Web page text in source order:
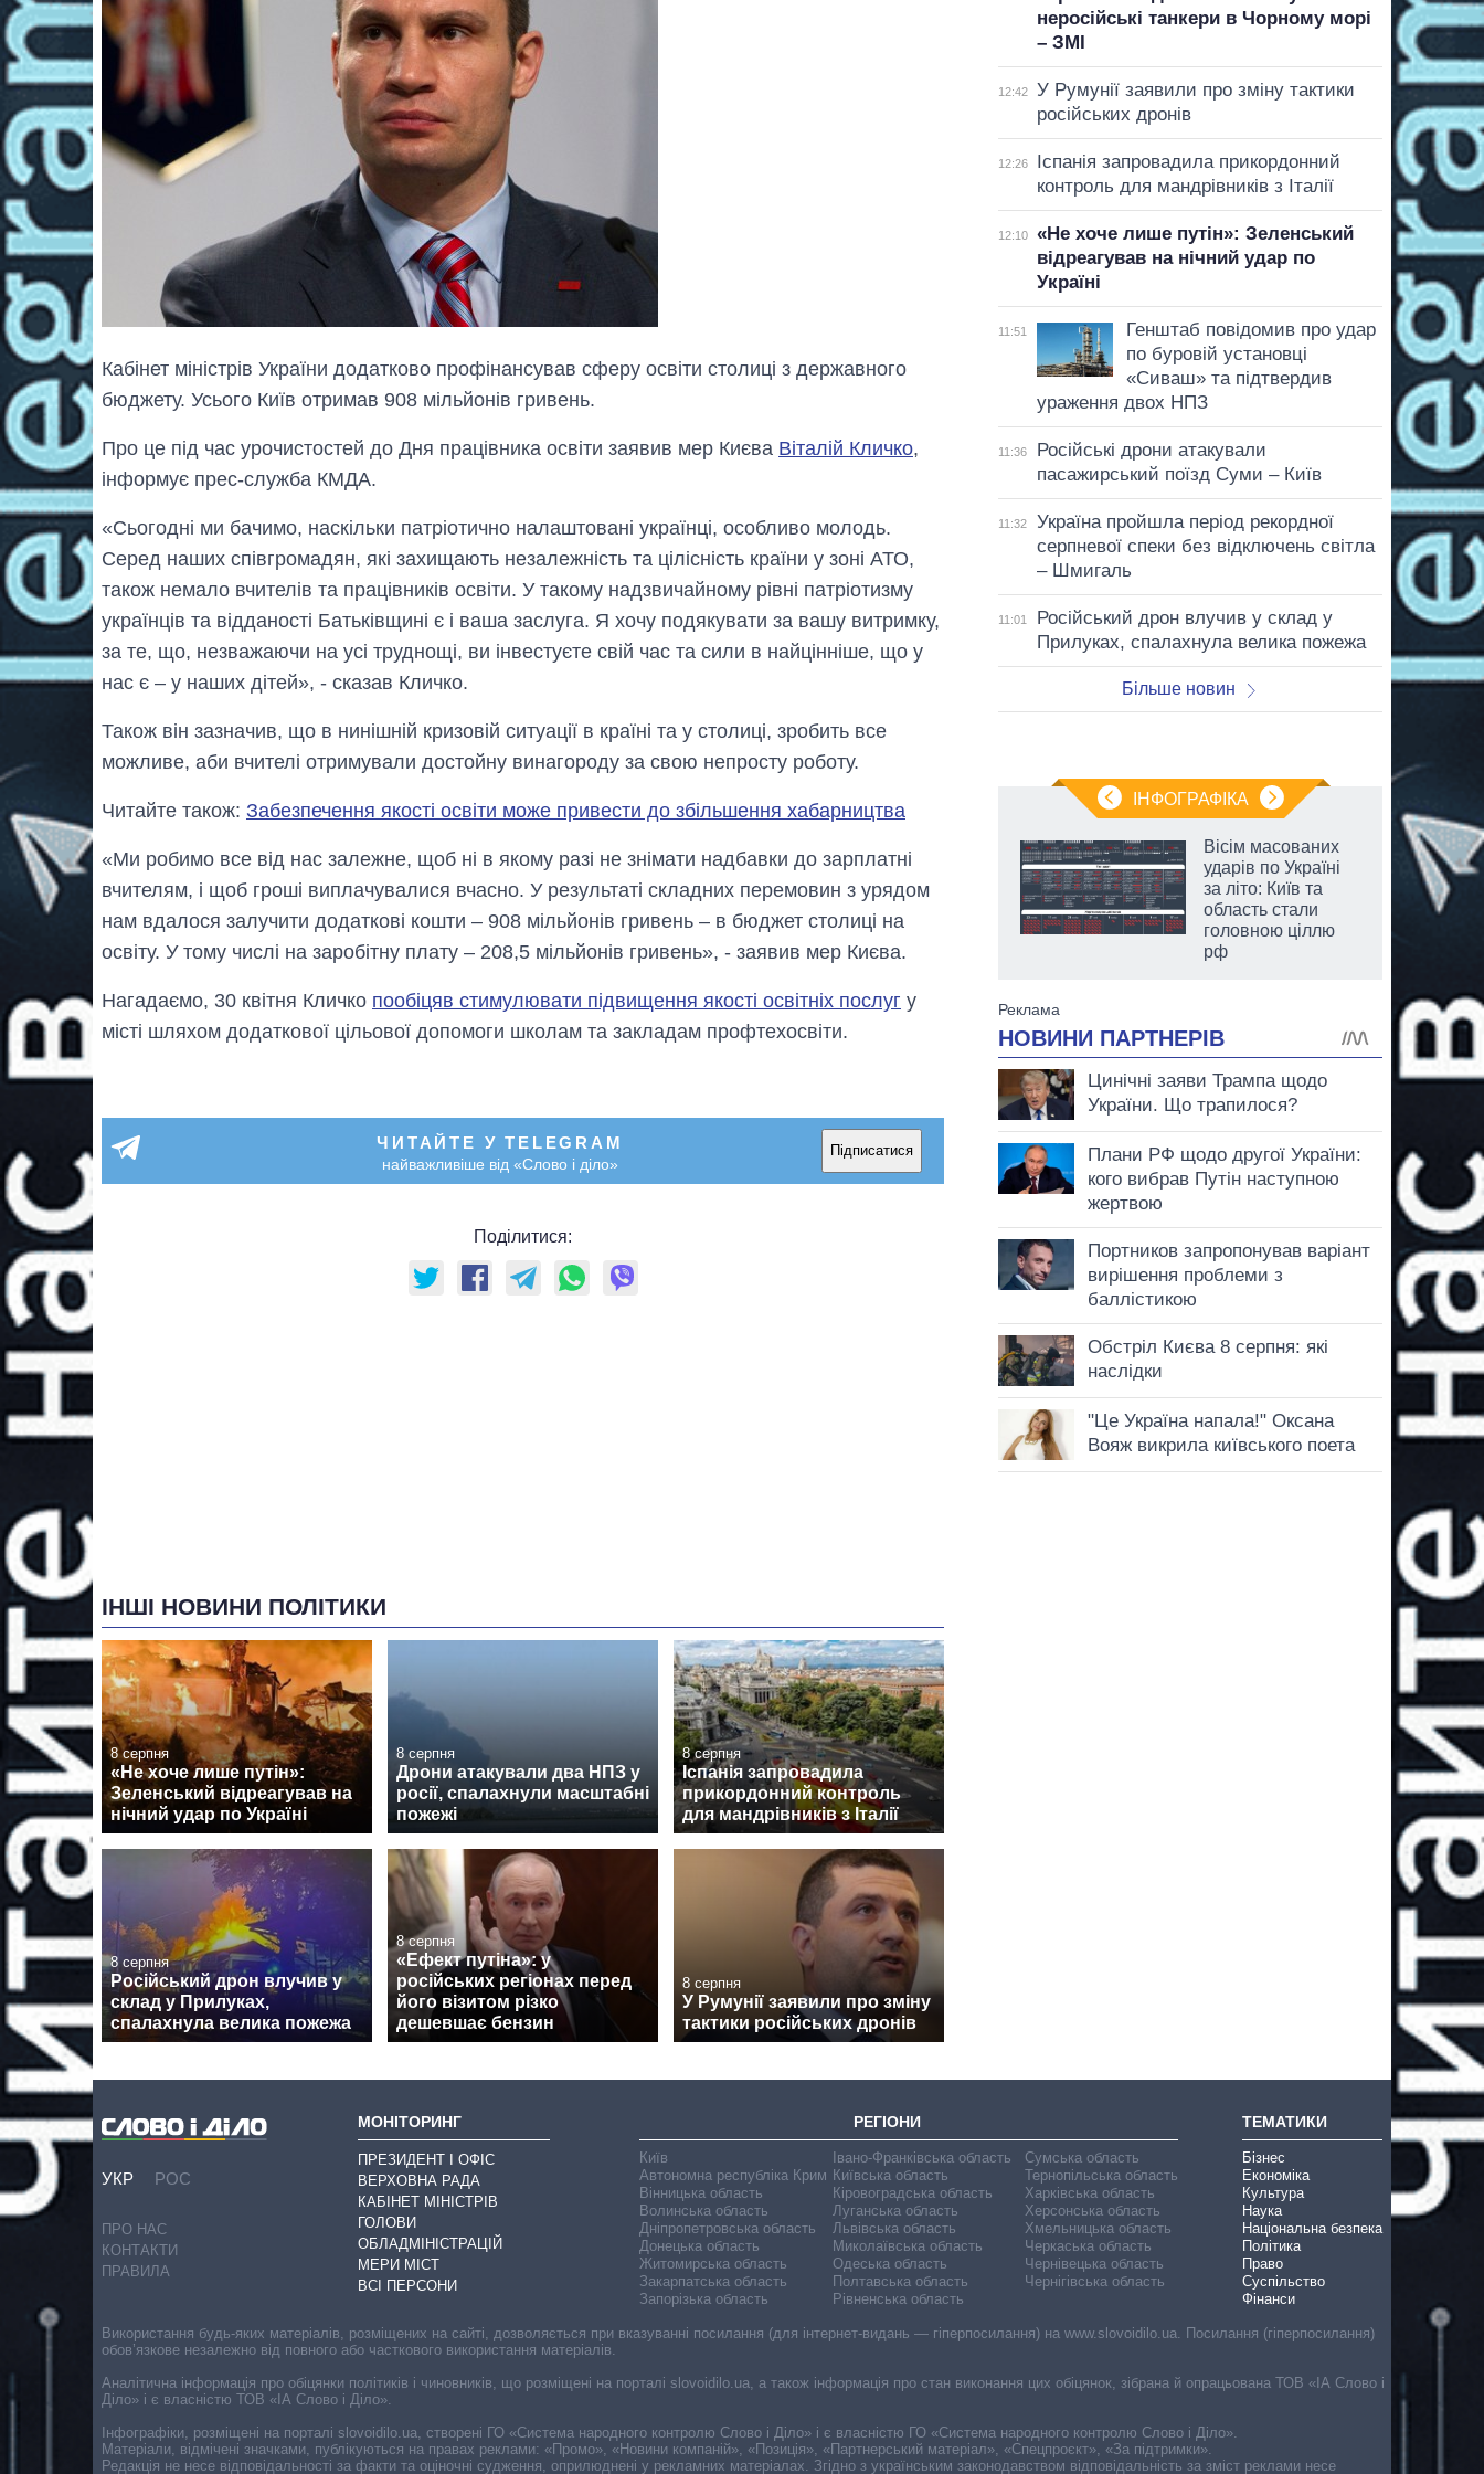
Кабінет міністрів України додатково профінансував сферу освіти столиці з державного
бюджету. Усього Київ отримав 908 мільйонів гривень.
Про це під час урочистостей до Дня працівника освіти заявив мер Києва Віталій Кличко,
інформує прес-служба КМДА.
«Сьогодні ми бачимо, наскільки патріотично налаштовані українці, особливо молодь.
Серед наших співгромадян, які захищають незалежність та цілісність країни у зоні АТО,
також немало вчителів та працівників освіти. У такому надзвичайному рівні патріотизму
українців та відданості Батьківщині є і ваша заслуга. Я хочу подякувати за вашу витримку,
за те, що, незважаючи на усі труднощі, ви інвестуєте свій час та сили в найцінніше, що у
нас є – у наших дітей», - сказав Кличко.
Також він зазначив, що в нинішній кризовій ситуації в країні та у столиці, зробить все
можливе, аби вчителі отримували достойну винагороду за свою непросту роботу.
Читайте також: Забезпечення якості освіти може привести до збільшення хабарництва
«Ми робимо все від нас залежне, щоб ні в якому разі не знімати надбавки до зарплатні
вчителям, і щоб гроші виплачувалися вчасно. У результаті складних перемовин з урядом
нам вдалося залучити додаткові кошти – 908 мільйонів гривень – в бюджет столиці на
освіту. У тому числі на заробітну плату – 208,5 мільйонів гривень», - заявив мер Києва.
Нагадаємо, 30 квітня Кличко пообіцяв стимулювати підвищення якості освітніх послуг у
місті шляхом додаткової цільової допомоги школам та закладам профтехосвіти.
ЧИТАЙТЕ У TELEGRAM
найважливіше від «Слово і діло»
Підписатися
Поділитися:
ІНШІ НОВИНИ ПОЛІТИКИ
8 серпня
«Не хоче лише путін»:
Зеленський відреагував на
нічний удар по Україні
8 серпня
Дрони атакували два НПЗ у
росії, спалахнули масштабні
пожежі
8 серпня
Іспанія запровадила
прикордонний контроль
для мандрівників з Італії
8 серпня
Російський дрон влучив у
склад у Прилуках,
спалахнула велика пожежа
8 серпня
«Ефект путіна»: у
російських регіонах перед
його візитом різко
дешевшає бензин
8 серпня
У Румунії заявили про зміну
тактики російських дронів
неросійські танкери в Чорному морі
– ЗМІ
12:42
У Румунії заявили про зміну тактики
російських дронів
12:26
Іспанія запровадила прикордонний
контроль для мандрівників з Італії
12:10
«Не хоче лише путін»: Зеленський
відреагував на нічний удар по
Україні
11:51
Генштаб повідомив про удар
по буровій установці
«Сиваш» та підтвердив
ураження двох НПЗ
11:36
Російські дрони атакували
пасажирський поїзд Суми – Київ
11:32
Україна пройшла період рекордної
серпневої спеки без відключень світла
– Шмигаль
11:01
Російський дрон влучив у склад у
Прилуках, спалахнула велика пожежа
Більше новин
ІНФОГРАФІКА
змінилася кількість
вступників на
бакалаврат,
магістратуру та
аспірантуру
Вісім масованих
ударів по Україні
за літо: Київ та
область стали
головною ціллю
рф
УКР РОС
ПРО НАС
КОНТАКТИ
ПРАВИЛА
МОНІТОРИНГ
ПРЕЗИДЕНТ І ОФІС
ВЕРХОВНА РАДА
КАБІНЕТ МІНІСТРІВ
ГОЛОВИ
ОБЛАДМІНІСТРАЦІЙ
МЕРИ МІСТ
ВСІ ПЕРСОНИ
РЕГІОНИ
Київ
Автономна республіка Крим
Вінницька область
Волинська область
Дніпропетровська область
Донецька область
Житомирська область
Закарпатська область
Запорізька область
Івано-Франківська область
Київська область
Кіровоградська область
Луганська область
Львівська область
Миколаївська область
Одеська область
Полтавська область
Рівненська область
Сумська область
Тернопільська область
Харківська область
Херсонська область
Хмельницька область
Черкаська область
Чернівецька область
Чернігівська область
ТЕМАТИКИ
Бізнес
Економіка
Культура
Наука
Національна безпека
Політика
Право
Суспільство
Фінанси
Використання будь-яких матеріалів, розміщених на сайті, дозволяється при вказуванні посилання (для інтернет-видань — гіперпосилання) на www.slovoidilo.ua. Посилання (гіперпосилання)
обов’язкове незалежно від повного або часткового використання матеріалів.
Аналітична інформація про обіцянки політиків і чиновників, що розміщені на порталі slovoidilo.ua, а також інформація про стан виконання цих обіцянок, зібрана й опрацьована ТОВ «ІА Слово і
Діло» і є власністю ТОВ «ІА Слово і Діло».
Інфографіки, розміщені на порталі slovoidilo.ua, створені ГО «Система народного контролю Слово і Діло» і є власністю ГО «Система народного контролю Слово і Діло».
Матеріали, відмічені значками, публікуються на правах реклами: «Промо», «Новини компаній», «Позиція», «Партнерський матеріал», «Спецпроєкт», «За підтримки».
Редакція не несе відповідальності за факти та оціночні судження, оприлюднені у рекламних матеріалах. Згідно з українським законодавством відповідальність за зміст реклами несе